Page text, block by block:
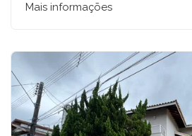
Mais informações